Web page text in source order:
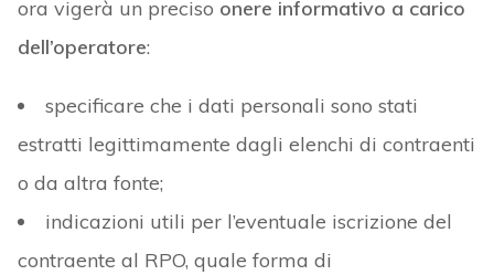
ora vigerà un preciso onere informativo a carico
dell’operatore:
specificare che i dati personali sono stati
estratti legittimamente dagli elenchi di contraenti
o da altra fonte;
indicazioni utili per l’eventuale iscrizione del
contraente al RPO, quale forma di